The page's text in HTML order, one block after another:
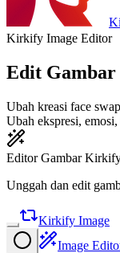
Kirkify Image Editor
Edit
Ubah kreasi face
Ubah ekspresi,
Editor Gambar
Unggah dan edit
Kirkify Image
Image